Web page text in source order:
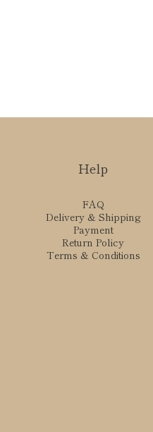
Help
FAQ
Delivery & Shipping
Payment
Return Policy
Terms & Conditions